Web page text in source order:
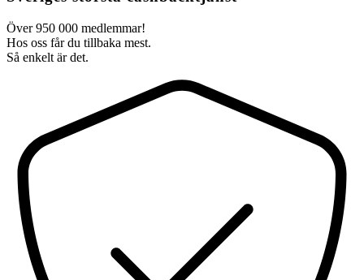
Över 950 000 medlemmar!
Hos oss får du tillbaka mest.
Så enkelt är det.